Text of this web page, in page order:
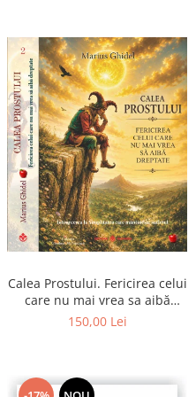
Calea Prostului. Fericirea celui
care nu mai vrea sa aibă
dreptate - Intoarcerea la
150,00 Lei